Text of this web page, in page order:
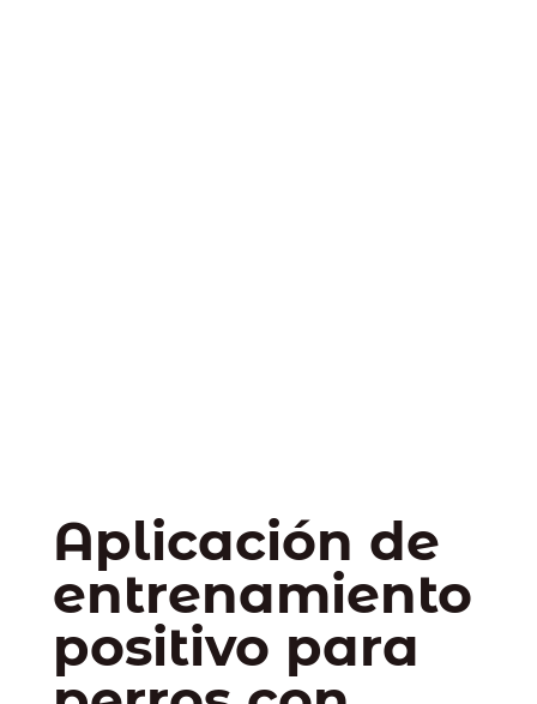
Aplicación de
entrenamiento
positivo para